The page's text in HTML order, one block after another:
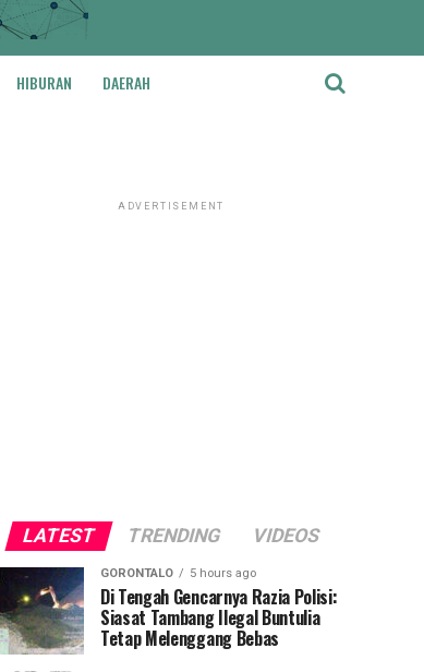
HIBURAN DAERAH
ADVERTISEMENT
LATEST TRENDING VIDEOS
GORONTALO 5 hours ago
Di Tengah Gencarnya Razia Polisi:
Siasat Tambang Ilegal Buntulia
Tetap Melenggang Bebas